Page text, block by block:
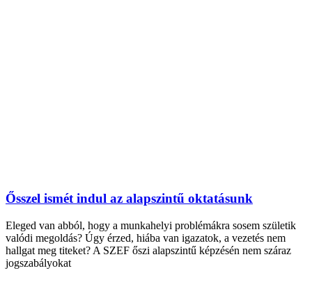
Ősszel ismét indul az alapszintű oktatásunk
Eleged van abból, hogy a munkahelyi problémákra sosem születik
valódi megoldás? Úgy érzed, hiába van igazatok, a vezetés nem
hallgat meg titeket? A SZEF őszi alapszintű képzésén nem száraz
jogszabályokat